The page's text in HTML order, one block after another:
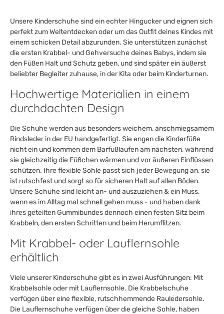
Unsere Kinderschuhe sind ein echter Hingucker und eignen sich
perfekt zum Weltentdecken oder um das Outfit deines Kindes mit
einem schicken Detail abzurunden. Sie unterstützen zunächst
die ersten Krabbel- und Gehversuche deines Babys, indem sie
den Füßen Halt und Schutz geben, und sind später ein äußerst
beliebter Begleiter zuhause, in der Kita oder beim Kinderturnen.
Hochwertige Materialien in einem
durchdachten Design
Die Schuhe werden aus besonders weichem, anschmiegsamem
Rindsleder in der EU handgefertigt. Sie engen die Kinderfüße
nicht ein und kommen dem Barfußlaufen am nächsten, während
sie gleichzeitig die Füßchen wärmen und vor äußeren Einflüssen
schützen. Ihre flexible Sohle passt sich jeder Bewegung an, sie
ist rutschfest und sorgt so für sicheren Halt auf allen Böden.
Unsere Schuhe sind leicht an- und auszuziehen & ein Muss,
wenn es im Alltag mal schnell gehen muss - und haben dank
ihres geteilten Gummibundes dennoch einen festen Sitz beim
Krabbeln, den ersten Schritten und beim Herumflitzen.
Mit Krabbel- oder Lauflernsohle
erhältlich
Viele unserer Kinderschuhe gibt es in zwei Ausführungen: Mit
Krabbelsohle oder mit Lauflernsohle. Die Krabbelschuhe
verfügen über eine flexible, rutschhemmende Rauledersohle.
Die Lauflernschuhe verfügen über die gleiche Sohle, haben